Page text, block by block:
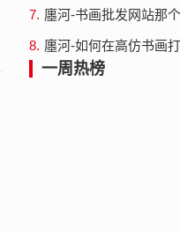
7. 廛河-书画批发网站那
8. 廛河-如何在高仿书画
质的公司？
一周热榜